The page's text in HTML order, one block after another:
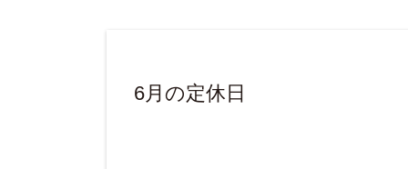
6月の定休日